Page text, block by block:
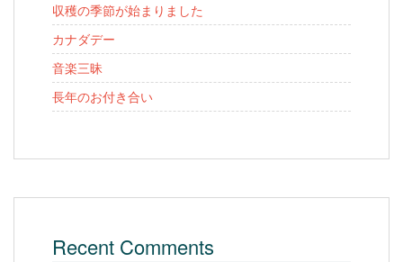
収穫の季節が始まりました
カナダデー
音楽三昧
長年のお付き合い
Recent Comments